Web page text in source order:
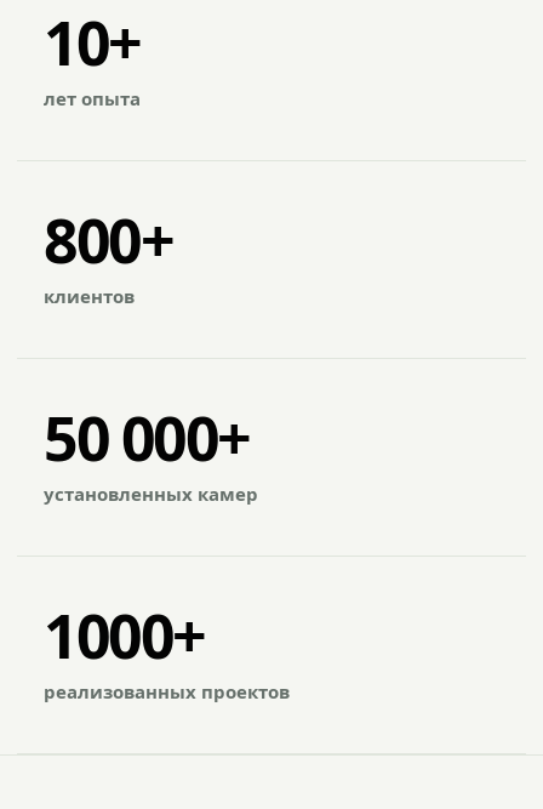
10+
лет опыта
800+
клиентов
50 000+
установленных камер
1000+
реализованных проектов